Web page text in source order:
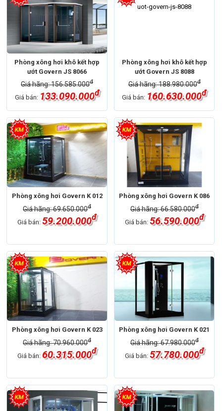
Phòng xông hơi khô kết hợp
ướt Govern JS 8066
Giá hãng: 156.585.000đ
Giá bán: 133.090.000đ
Phòng xông hơi khô kết hợp
ướt Govern JS 8088
Giá hãng: 188.980.000đ
Giá bán: 160.630.000đ
Phòng xông hơi Govern K 012
Giá hãng: 69.650.000đ
Giá bán:59.200.000đ
Phòng xông hơi Govern K 086
Giá hãng: 66.580.000đ
Giá bán: 56.590.000đ
Phòng xông hơi Govern K 023
Giá hãng: 70.960.000đ
Giá bán:60.315.000đ
Phòng xông hơi Govern K 021
Giá hãng: 67.980.000đ
Giá bán: 57.780.000đ